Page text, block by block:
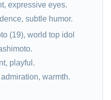
expressive eyes.
subtle humor.
(19), world top idol
playful.
warmth.